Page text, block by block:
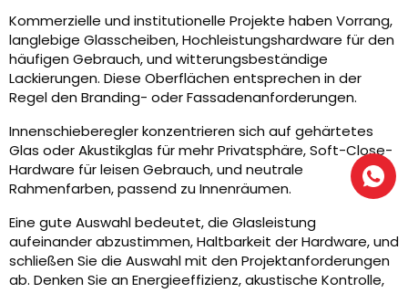
Kommerzielle und institutionelle Projekte haben Vorrang,
langlebige Glasscheiben, Hochleistungshardware für den
häufigen Gebrauch, und witterungsbeständige
Lackierungen. Diese Oberflächen entsprechen in der
Regel den Branding- oder Fassadenanforderungen.
Innenschieberegler konzentrieren sich auf gehärtetes
Glas oder Akustikglas für mehr Privatsphäre, Soft-Close-
Hardware für leisen Gebrauch, und neutrale
Rahmenfarben, passend zu Innenräumen.
Eine gute Auswahl bedeutet, die Glasleistung
aufeinander abzustimmen, Haltbarkeit der Hardware, und
schließen Sie die Auswahl mit den Projektanforderungen
ab. Denken Sie an Energieeffizienz, akustische Kontrolle,